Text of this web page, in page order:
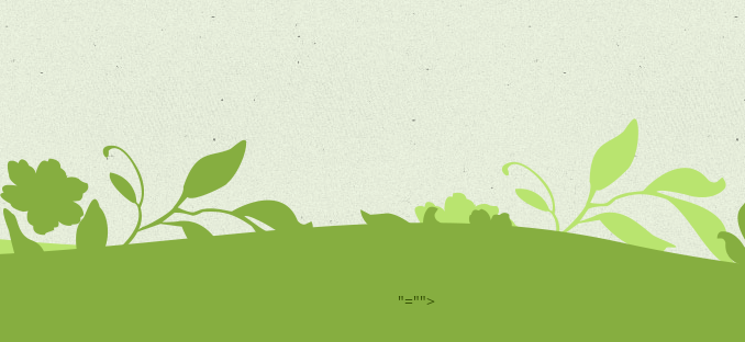
"="">